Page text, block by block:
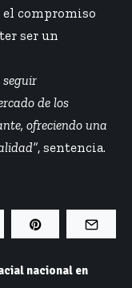
compromiso
ser un
seguir
de los
ofreciendo una
, sentencia.
nacional en